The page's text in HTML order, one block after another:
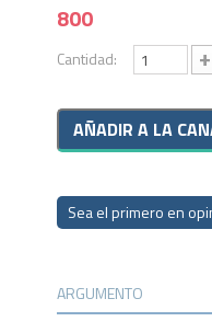
800
Cantidad: +
Sea el primero en
ARGUMENTO